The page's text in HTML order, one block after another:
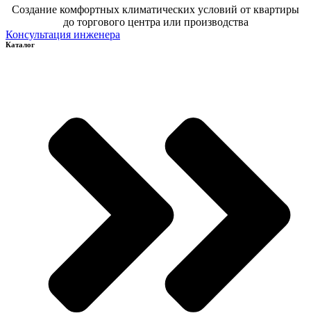
Cоздание комфортных климатических условий от квартиры
до торгового центра или производства
Консультация инженера
Каталог